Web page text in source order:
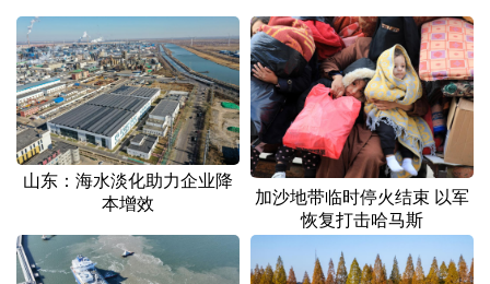
山东：海水淡化助力企业降
本增效
加沙地带临时停火结束 以军
恢复打击哈马斯